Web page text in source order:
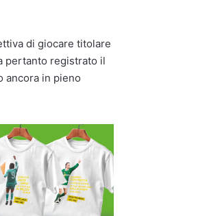
di giocare titolare
pertanto registrato il
ancora in pieno